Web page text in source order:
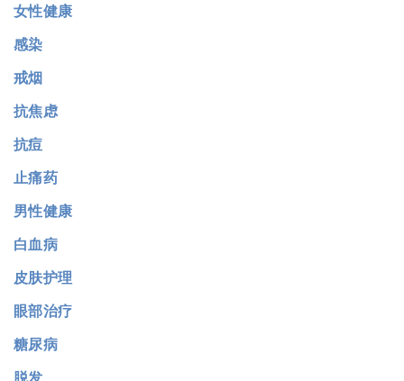
女性健康
感染
戒烟
抗焦虑
抗痘
止痛药
男性健康
白血病
皮肤护理
眼部治疗
糖尿病
脱发